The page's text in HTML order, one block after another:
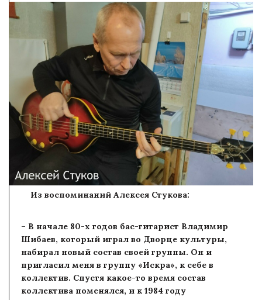
Из воспоминаний Алексея Стукова:
– В начале 80-х годов бас-гитарист Владимир
Шибаев, который играл во Дворце культуры,
набирал новый состав своей группы. Он и
пригласил меня в группу «Искра», к себе в
коллектив. Спустя какое-то время состав
коллектива поменялся, и к 1984 году